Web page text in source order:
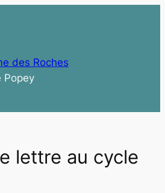
des Roches
Popey
lettre au cycle